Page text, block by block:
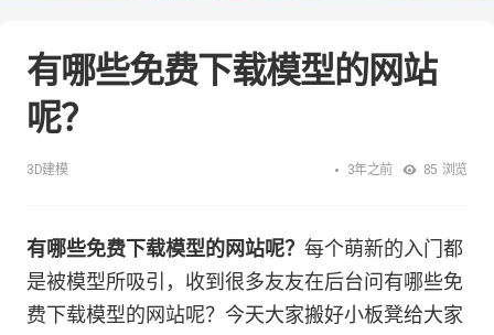
有哪些免费下载模型的网站
呢？
3D建模 3年之前 85 浏览
有哪些免费下载模型的网站呢？ 每个萌新的入门都
是被模型所吸引，收到很多友友在后台问有哪些免
费下载模型的网站呢？今天大家搬好小板凳给大家